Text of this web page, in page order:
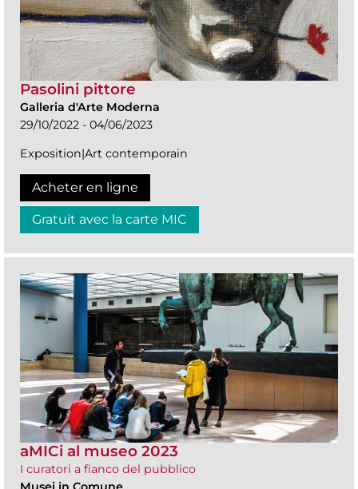
Pasolini pittore
Galleria d'Arte Moderna
29/10/2022 - 04/06/2023
Exposition|Art contemporain
Acheter en ligne
Gratuit avec la carte MIC
aMICi al museo 2023
I curatori a fianco del pubblico